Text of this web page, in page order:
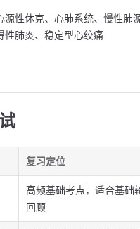
源性休克、心肺系统、慢性肺
性肺炎、稳定型心绞痛
复习定位
高频基础考点，适合基础
回顾